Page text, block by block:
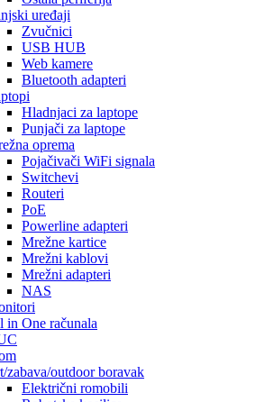
uređaji
Zvučnici
USB HUB
Web kamere
Bluetooth adapteri
Hladnjaci za laptope
Punjači za laptope
oprema
Pojačivači WiFi signala
Switchevi
Routeri
PoE
Powerline adapteri
Mrežne kartice
Mrežni kablovi
Mrežni adapteri
NAS
in One računala
zabava/outdoor boravak
Električni romobili